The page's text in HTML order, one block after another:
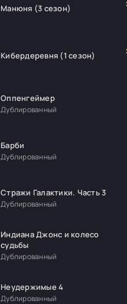
Манюня (3 сезон)
Кибердеревня (1 сезон)
Оппенгеймер
Дублированный
Барби
Дублированный
Стражи Галактики. Часть 3
Дублированный
Индиана Джонс и колесо
судьбы
Дублированный
Неудержимые 4
Дублированный